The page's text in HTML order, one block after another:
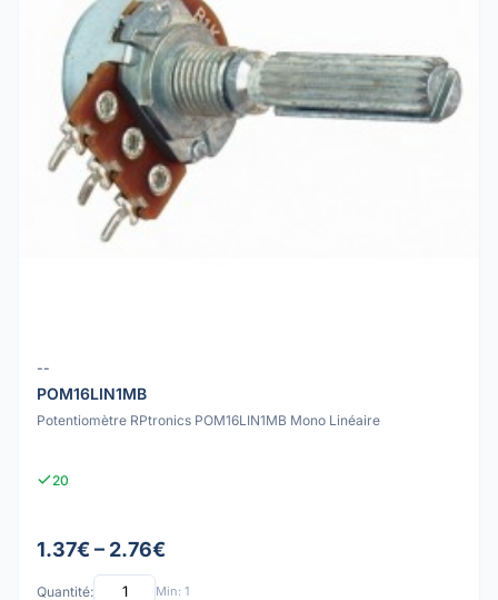
--
POM16LIN1MB
Potentiomètre RPtronics POM16LIN1MB Mono Linéaire
20
1.37€ – 2.76€
Quantité: Min: 1